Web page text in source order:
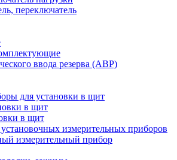
переключатель
ввода резерва (АВР)
для установки в щит
в щит
в щит
измерительных приборов
измерительный прибор